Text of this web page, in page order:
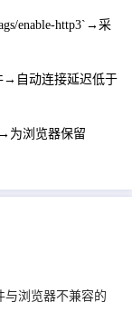
enable-http3`→采
→自动连接延迟低于
为浏览器保留
与浏览器不兼容的